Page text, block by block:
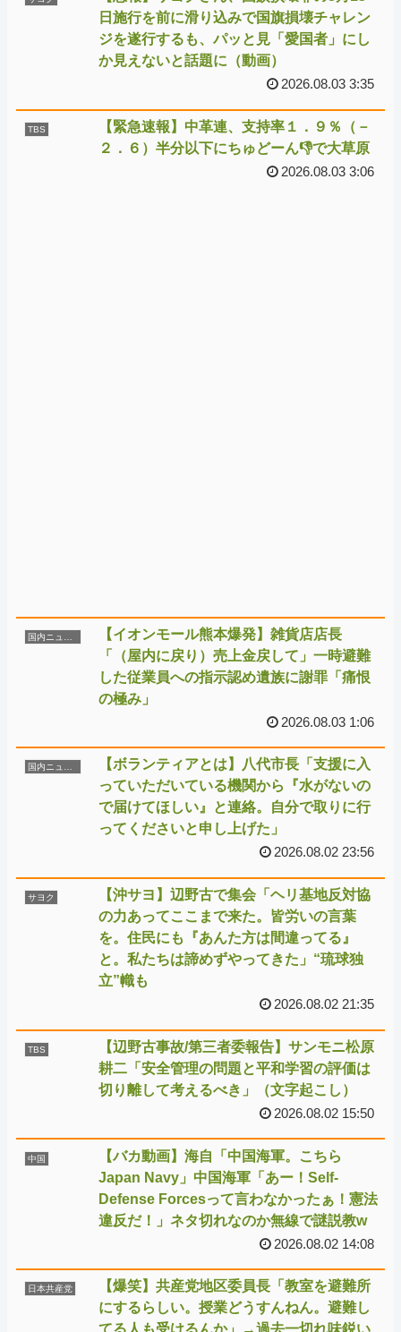
日施行を前に滑り込みで国旗損壊チャレン
ジを遂行するも、パッと見「愛国者」にし
か見えないと話題に（動画）
2026.08.03 3:35
TBS
【緊急速報】中革連、支持率１．９％（－
２．６）半分以下にちゅどーん👎で大草原
2026.08.03 3:06
【イオンモール熊本爆発】雑貨店店長
「（屋内に戻り）売上金戻して」一時避難
した従業員への指示認め遺族に謝罪「痛恨
の極み」
2026.08.03 1:06
国内ニュース
【ボランティアとは】八代市長「支援に入
っていただいている機関から『水がないの
で届けてほしい』と連絡。自分で取りに行
ってくださいと申し上げた」
2026.08.02 23:56
サヨク
【沖サヨ】辺野古で集会「ヘリ基地反対協
の力あってここまで来た。皆労いの言葉
を。住民にも『あんた方は間違ってる』
と。私たちは諦めずやってきた」“琉球独
立”幟も
2026.08.02 21:35
TBS
【辺野古事故/第三者委報告】サンモニ松原
耕二「安全管理の問題と平和学習の評価は
切り離して考えるべき」（文字起こし）
2026.08.02 15:50
中国
【バカ動画】海自「中国海軍。こちら
Japan Navy」中国海軍「あー！Self-
Defense Forcesって言わなかったぁ！憲法
違反だ！」ネタ切れなのか無線で謎説教w
2026.08.02 14:08
日本共産党
【爆笑】共産党地区委員長「教室を避難所
にするらしい。授業どうすんねん。避難し